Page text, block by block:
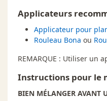
Applicateurs
Applicateur pour
Rouleau Bona ou
REMARQUE : Utiliser un
Instructions pour le
BIEN MÉLANGER AVANT